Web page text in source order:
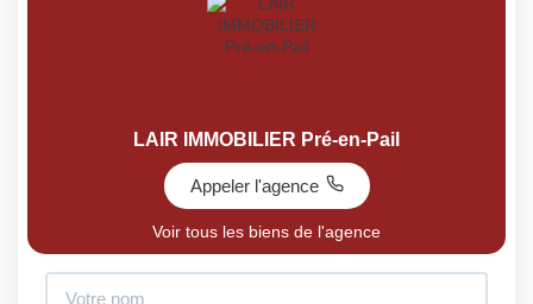
LAIR IMMOBILIER Pré-en-Pail
Appeler l'agence
Voir tous les biens de l'agence